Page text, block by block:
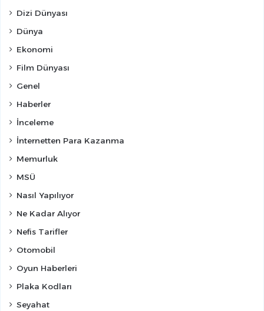
Dizi Dünyası
Dünya
Ekonomi
Film Dünyası
Genel
Haberler
İnceleme
İnternetten Para Kazanma
Memurluk
MSÜ
Nasıl Yapılıyor
Ne Kadar Alıyor
Nefis Tarifler
Otomobil
Oyun Haberleri
Plaka Kodları
Seyahat